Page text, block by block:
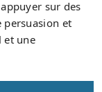
sur des
persuasion et
et une